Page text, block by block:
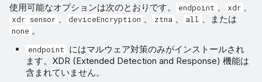
使用可能なオプションは次のとおりです。
endpoint 、 xdr 、
xdr sensor 、 deviceEncryption 、 ztna 、 all 、または
none 。
endpoint
にはマルウェア対策のみがインストールされ
ます。XDR (Extended Detection and Response) 機能は
含まれていません。